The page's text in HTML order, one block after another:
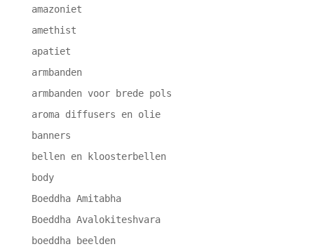
amazoniet
amethist
apatiet
armbanden
armbanden voor brede pols
aroma diffusers en olie
banners
bellen en kloosterbellen
body
Boeddha Amitabha
Boeddha Avalokiteshvara
boeddha beelden